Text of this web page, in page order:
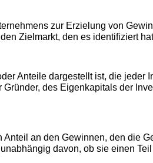
zur Erzielung von
Zielmarkt, den es identifiziert
Anteile dargestellt ist, die jeder
des Eigenkapitals der
an den Gewinnen, den die
davon, ob sie einen